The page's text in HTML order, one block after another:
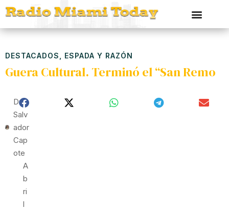
DESTACADOS ESPADA Y RAZÓN
Guera Cultural. Terminó el “San Remo
Dr
Salv
Ador
Cap
Ote
A
B
Ri
L